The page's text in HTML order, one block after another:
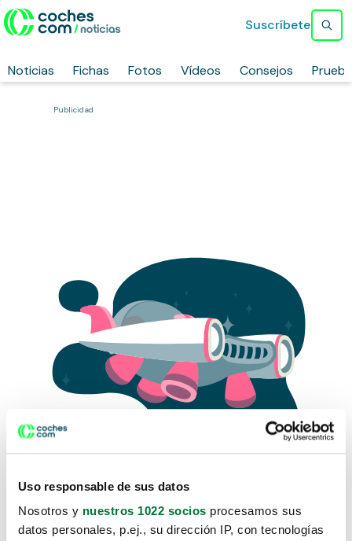
Uso responsable de sus datos
Nosotros y nuestros 1022 socios procesamos sus
datos personales, p.ej., su dirección IP, con tecnologías
Noticias Fichas Fotos Vídeos Consejos
Suscríbete
Publicidad